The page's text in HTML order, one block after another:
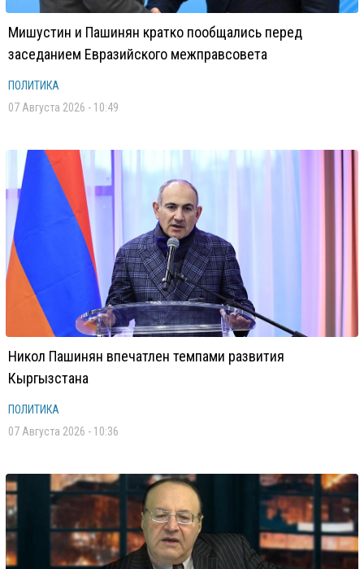
Мишустин и Пашинян кратко пообщались перед
заседанием Евразийского межправсовета
ПОЛИТИКА
07 Августа 2026 - 10:49
Никол Пашинян впечатлен темпами развития
Кыргызстана
ПОЛИТИКА
07 Августа 2026 - 10:36